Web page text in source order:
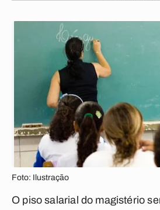
Foto: Ilustração
O piso salarial do magistério